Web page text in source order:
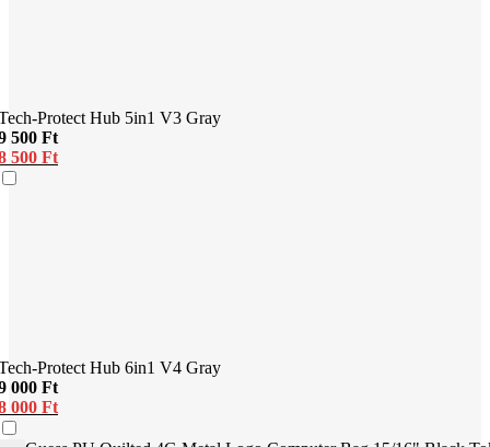
Protect Hub 5in1 V3 Gray
500 Ft
500 Ft
Protect Hub 6in1 V4 Gray
000 Ft
000 Ft